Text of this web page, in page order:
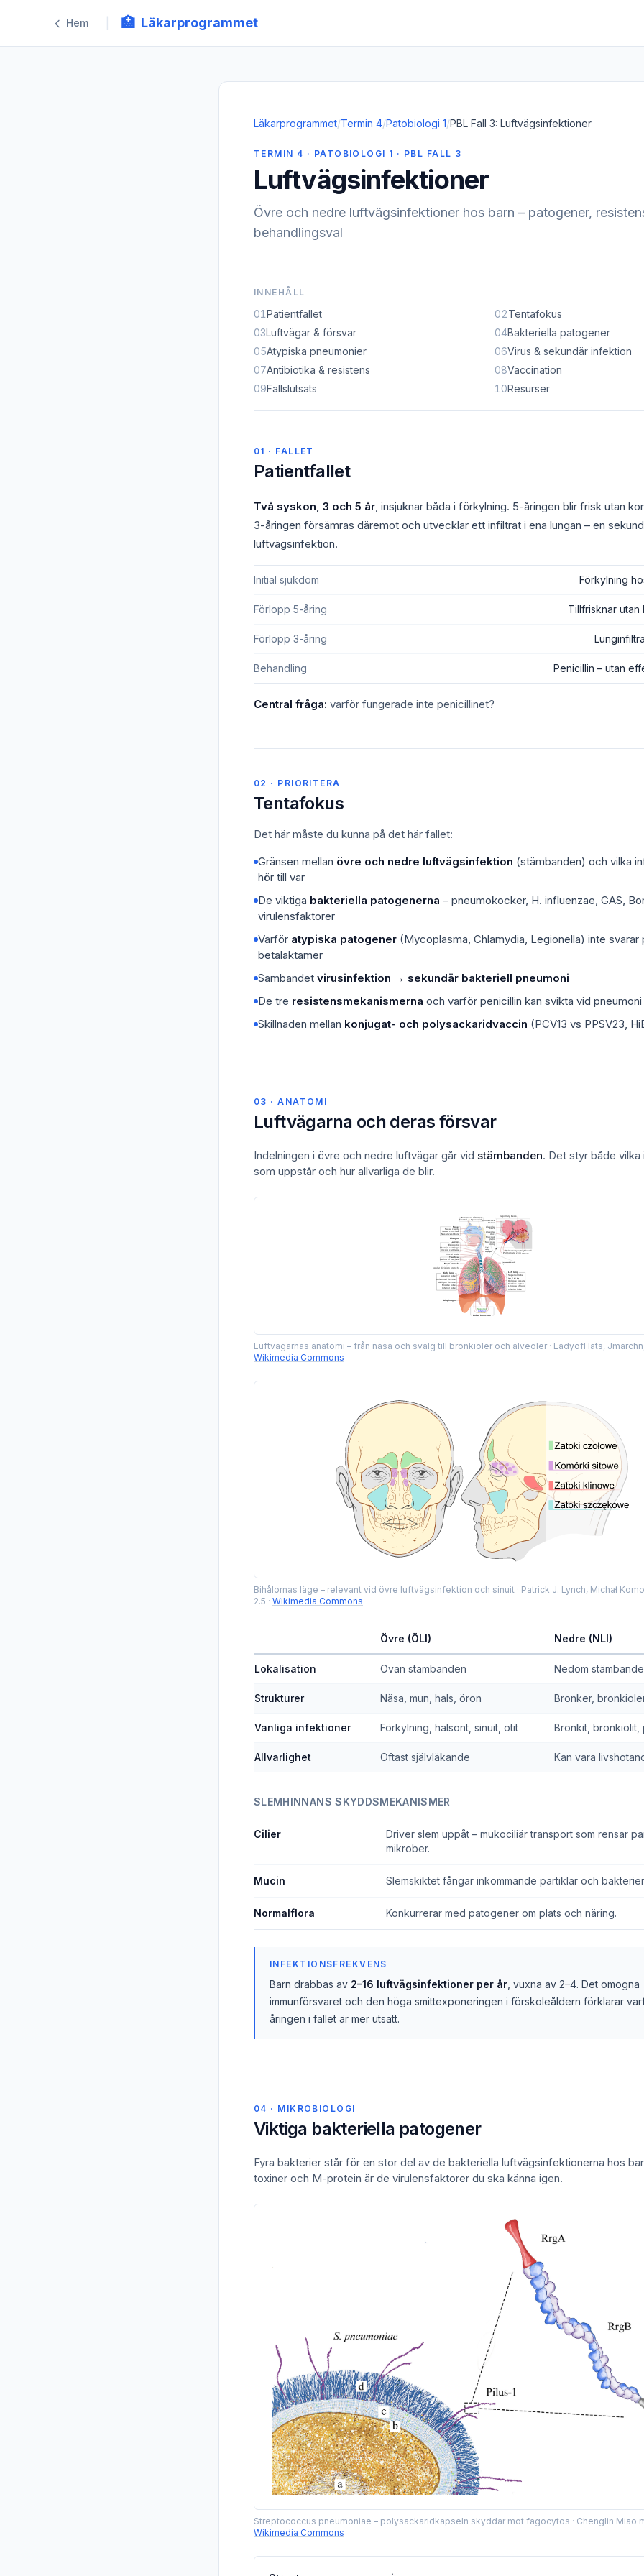
Hem 🏥 Läkarprogrammet
Läkarprogrammet/Termin 4/Patobiologi 1/PBL Fall 3: Luftvägsinfektioner
TERMIN 4 · PATOBIOLOGI 1 · PBL FALL 3
Luftvägsinfektioner
Övre och nedre luftvägsinfektioner hos barn – patogener,
behandlingsval
INNEHÅLL
01 Patientfallet 02Tentafokus
03Luftvägar & försvar 04Bakteriella patogener
05Atypiska pneumonier 06Virus & sekundär infektion
07Antibiotika & resistens 08Vaccination
09Fallslutsats 10Resurser
01 · FALLET
Patientfallet
Två syskon, 3 och 5 år, insjuknar båda i förkylning. 5-åringen blir frisk utan
3-åringen försämras däremot och utvecklar ett infiltrat i ena lungan – en
luftvägsinfektion.
Initial sjukdom Förkylning
Förlopp 5-åring Tillfrisknar
Förlopp 3-åring
Behandling Penicillin – utan
Central fråga: varför fungerade inte penicillinet?
02 · PRIORITERA
Tentafokus
Det här måste du kunna på det här fallet:
Gränsen mellan övre och nedre luftvägsinfektion (stämbanden) och vilka
hör till var
De viktiga bakteriella patogenerna – pneumokocker, H. influenzae, GAS,
virulensfaktorer
Varför atypiska patogener (Mycoplasma, Chlamydia, Legionella) inte svarar
betalaktamer
Sambandet virusinfektion → sekundär bakteriell pneumoni
De tre resistensmekanismerna och varför penicillin kan svikta vid pneumoni
Skillnaden mellan konjugat- och polysackaridvaccin (PCV13 vs PPSV23,
03 · ANATOMI
Luftvägarna och deras försvar
Indelningen i övre och nedre luftvägar går vid stämbanden. Det styr både
som uppstår och hur allvarliga de blir.
Luftvägarnas anatomi – från näsa och svalg till bronkioler och alveoler · LadyofHats,
Wikimedia Commons
Bihålornas läge – relevant vid övre luftvägsinfektion och sinuit · Patrick J. Lynch, Michał
2.5 · Wikimedia Commons
Övre (ÖLI) Nedre (NLI)
Lokalisation Ovan stämbanden Nedom
Strukturer Näsa, mun, hals, öron Bronker,
Vanliga infektioner Förkylning, halsont, sinuit, otit Bronkit, bronkiolit,
Allvarlighet Oftast självläkande Kan vara
SLEMHINNANS SKYDDSMEKANISMER
Cilier
Driver slem uppåt – mukociliär transport som rensar
mikrober.
Mucin Slemskiktet fångar inkommande partiklar och
Normalflora Konkurrerar med patogener om plats och näring.
INFEKTIONSFREKVENS
Barn drabbas av 2–16 luftvägsinfektioner per år, vuxna av 2–4. Det omogna
immunförsvaret och den höga smittexponeringen i förskoleåldern förklarar
åringen i fallet är mer utsatt.
04 · MIKROBIOLOGI
Viktiga bakteriella patogener
Fyra bakterier står för en stor del av de bakteriella luftvägsinfektionerna hos
toxiner och M-protein är de virulensfaktorer du ska känna igen.
Streptococcus pneumoniae – polysackaridkapseln skyddar mot fagocytos · Chenglin Miao
Wikimedia Commons